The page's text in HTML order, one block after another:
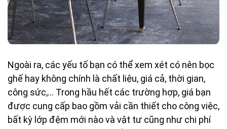
Ngoài ra, các yếu tố bạn có thể xem xét có nên bọc
ghế hay không chính là chất liệu, giá cả, thời gian,
công sức,... Trong hầu hết các trường hợp, giá bạn
được cung cấp bao gồm vải cần thiết cho công việc,
bất kỳ lớp đệm mới nào và vật tư cũng như chi phí